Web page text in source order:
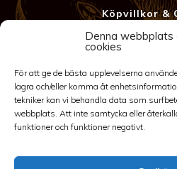
Denna webbplats
cookies
För att ge de bästa upplevelserna
lagra och/eller komma åt
tekniker kan vi behandla data som
webbplats. Att inte samtycka eller
funktioner och funktioner negativt.
Köpvillkor &